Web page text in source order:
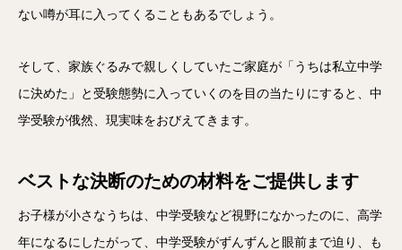
ない噂が耳に入ってくることもあるでしょう。
そして、家族ぐるみで親しくしていたご家庭が「うちは私立中学
に決めた」と受験態勢に入っていくのを目の当たりにすると、中
学受験が俄然、現実味をおびえてきます。
ベストな決断のための材料をご提供します
お子様が小さなうちは、中学受験など視野になかったのに、高学
年になるにしたがって、中学受験がずんずんと眼前まで迫り、も